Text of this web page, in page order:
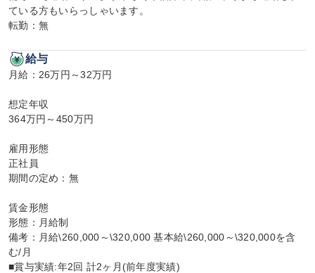
ている方もいらっしゃいます。
転勤：無
給与
月給：26万円～32万円
想定年収
364万円～450万円
雇用形態
正社員
期間の定め：無
賃金形態
形態：月給制
備考：月給\260,000～\320,000 基本給\260,000～\320,000を含
む/月
■賞与実績:年2回 計2ヶ月(前年度実績)